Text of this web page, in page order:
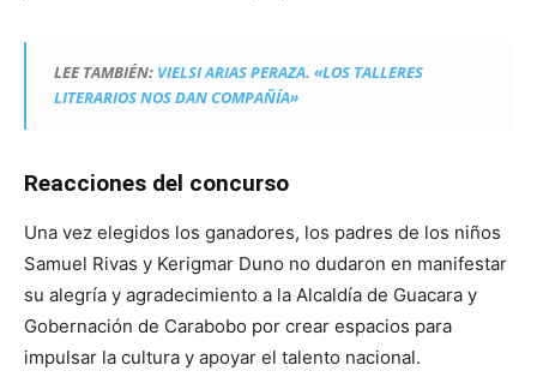
LEE TAMBIÉN: VIELSI ARIAS PERAZA. «LOS TALLERES
LITERARIOS NOS DAN COMPAÑÍA»
Reacciones del concurso
Una vez elegidos los ganadores, los padres de los niños
Samuel Rivas y Kerigmar Duno no dudaron en manifestar
su alegría y agradecimiento a la Alcaldía de Guacara y
Gobernación de Carabobo por crear espacios para
impulsar la cultura y apoyar el talento nacional.